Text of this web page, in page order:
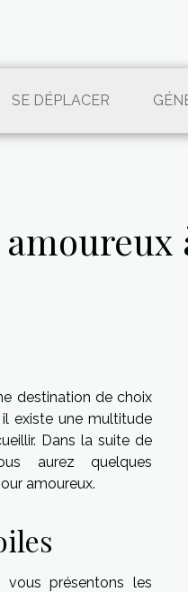
SE DÉPLACER
destination de choix
existe une multitude
Dans la suite de
aurez quelques
amoureux.
vous présentons les